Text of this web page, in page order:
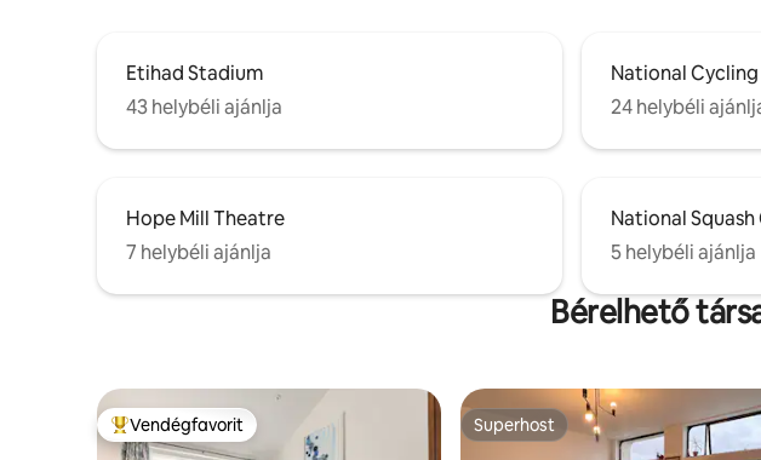
Etihad Stadium
43 helybéli ajánlja
National
24 helybéli
Hope Mill Theatre
7 helybéli ajánlja
National
5 helybéli ajánlja
Bérelhető
Kiemelt vendégfavorit
Vendégfavorit Superhost
Superhost